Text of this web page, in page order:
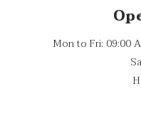
Mon to Fri: 09:00